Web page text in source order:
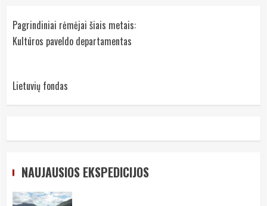
Pagrindiniai rėmėjai šiais metais:
Kultūros paveldo departamentas
Lietuvių fondas
NAUJAUSIOS EKSPEDICIJOS